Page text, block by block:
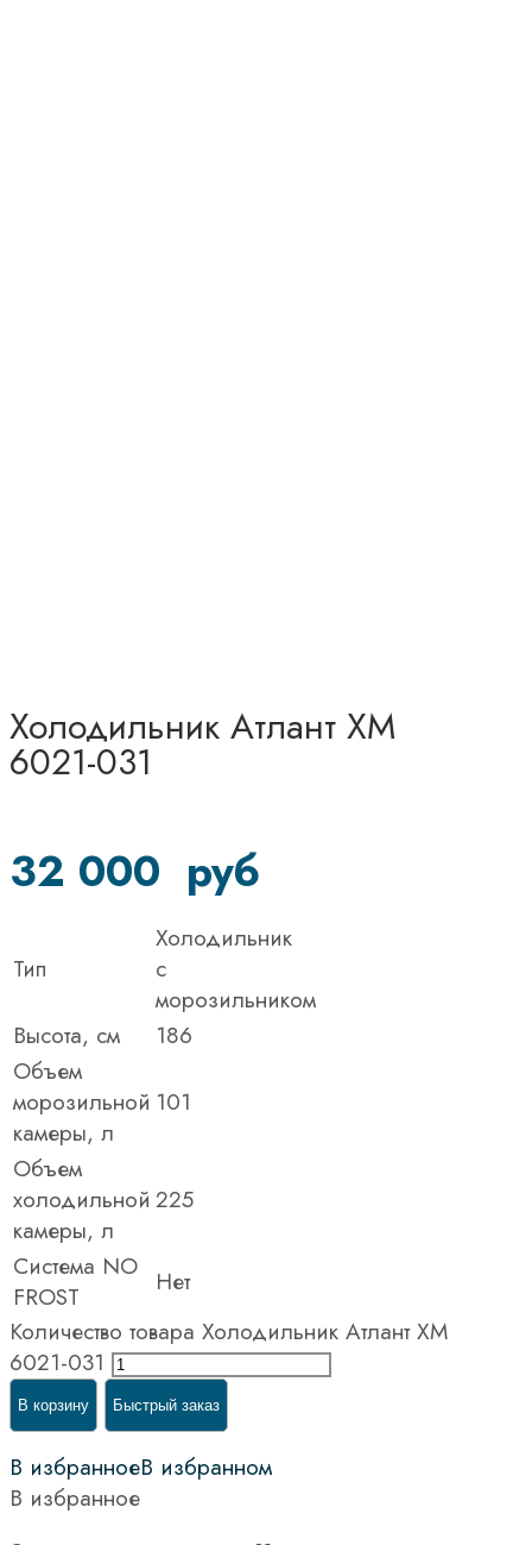
Холодильник Атлант XM
6021-031
32 000 руб
Тип
Холодильник
c
морозильником
Высота, см
186
Объем
морозильной
камеры, л
101
Объем
холодильной
камеры, л
225
Система NO
FROST
Нет
Количество товара Холодильник Атлант XM
6021-031
В корзину Быстрый заказ
В избранноеВ избранном
В избранное